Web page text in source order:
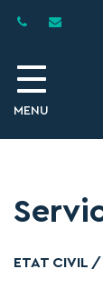
MENU
ETAT CIVIL /